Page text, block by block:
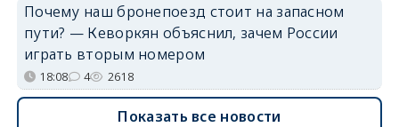
Почему наш бронепоезд стоит на запасном
пути? — Кеворкян объяснил, зачем России
играть вторым номером
18:08 4 2618
Показать все новости